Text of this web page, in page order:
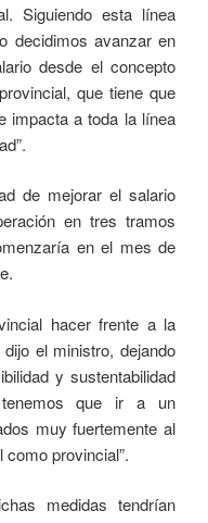
Siguiendo esta línea
decidimos avanzar en
desde el concepto
que tiene que
impacta a toda la línea
de mejorar el salario
en tres tramos
en el mes de
hacer frente a la
el ministro, dejando
y sustentabilidad
tenemos que ir a un
muy fuertemente al
provincial”.
medidas tendrían